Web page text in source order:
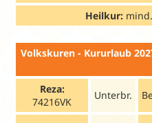
Heilkur: mind.
Volkskuren - Kururlaub
Reza:
74216VK
Unterbr.